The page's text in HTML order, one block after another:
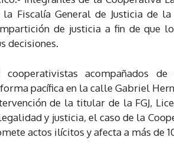
Fiscalía General de Justicia de
de justicia a fin de que
decisiones.
acompañados
pacífica en la calle Gabriel
de la titular de la FGJ,
y justicia, el caso de la
actos ilícitos y afecta a más de